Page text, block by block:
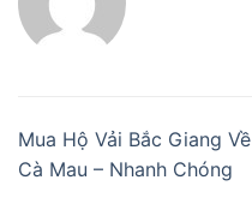
Mua Hộ Vải Bắc Giang Về
Cà Mau – Nhanh Chóng